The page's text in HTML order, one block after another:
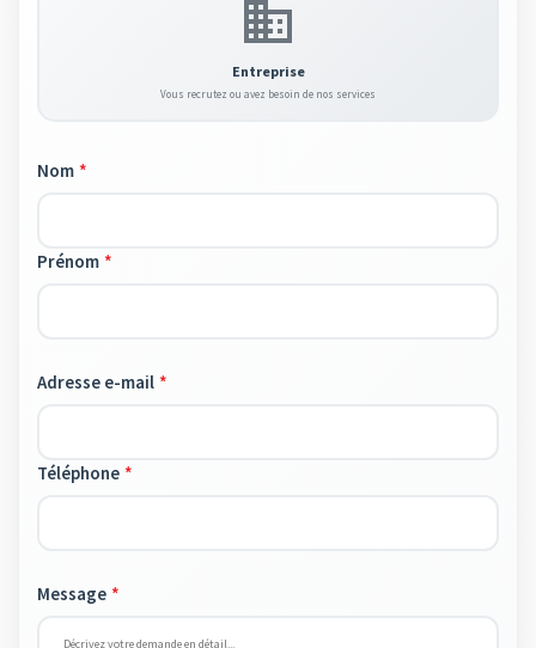
Entreprise
Vous recrutez ou avez besoin de nos services
Nom
Prénom
Adresse e-mail
Téléphone
Message